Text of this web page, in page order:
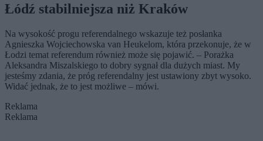
Łódź stabilniejsza niż Kraków
Na wysokość progu referendalnego wskazuje też posłanka
Agnieszka Wojciechowska van Heukelom, która przekonuje, że w
Łodzi temat referendum również może się pojawić. – Porażka
Aleksandra Miszalskiego to dobry sygnał dla dużych miast. My
jesteśmy zdania, że próg referendalny jest ustawiony zbyt wysoko.
Widać jednak, że to jest możliwe – mówi.
Reklama
Reklama